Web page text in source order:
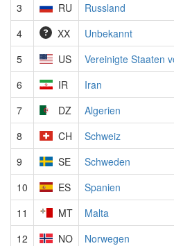
3
RU Russland
4
XX Unbekannt
5
US Vereinigte Staaten
6
IR Iran
7
DZ Algerien
8
CH Schweiz
9
SE Schweden
10
ES Spanien
11
MT Malta
12
NO Norwegen